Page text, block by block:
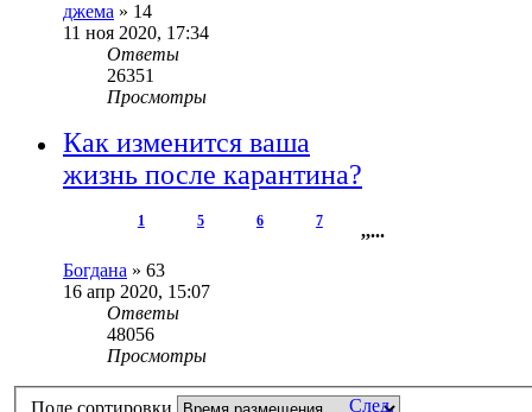
джема »
11 ноя 2020, 17:34
14
Ответы
26351
Просмотры
Как изменится ваша
жизнь после карантина?
1 ...
5 ,
6 ,
7
Богдана »
16 апр 2020, 15:07
63
Ответы
48056
Просмотры
След.
Поле сортировки